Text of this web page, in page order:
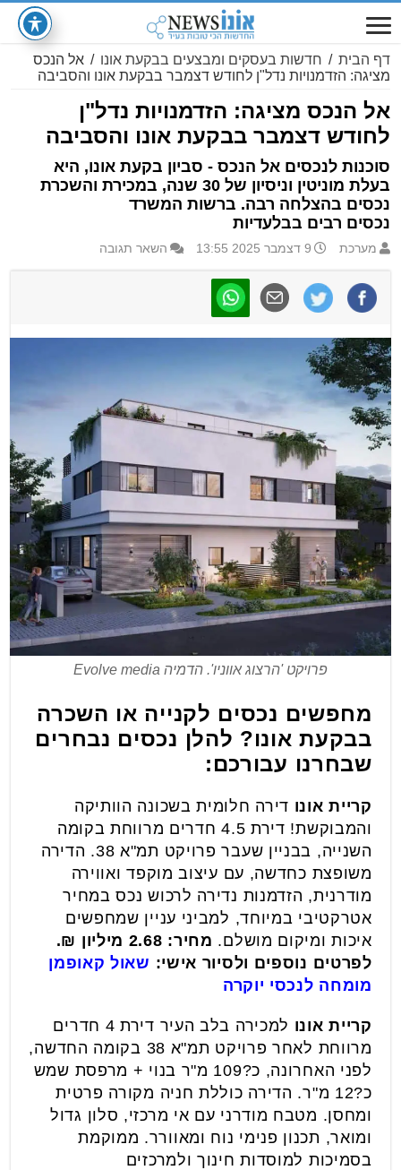
דף הבית / חדשות בעסקים ומבצעים בבקעת אונו / אל הנכס
מציגה: הזדמנויות נדל"ן לחודש דצמבר בבקעת אונו והסביבה
אל הנכס מציגה: הזדמנויות נדל"ן
לחודש דצמבר בבקעת אונו והסביבה
סוכנות לנכסים אל הנכס - סביון בקעת אונו, היא
בעלת מוניטין וניסיון של 30 שנה, במכירת והשכרת
נכסים בהצלחה רבה. ברשות המשרד
נכסים רבים בבלעדיות
מערכת 9 דצמבר 2025 13:55 השאר תגובה
פרויקט 'הרצוג אווניו'. הדמיה Evolve media
מחפשים נכסים לקנייה או השכרה
בבקעת אונו? להלן נכסים נבחרים
שבחרנו עבורכם:
קריית אונו דירה חלומית בשכונה הוותיקה
והמבוקשת! דירת 4.5 חדרים מרווחת בקומה
השנייה, בבניין שעבר פרויקט תמ"א 38. הדירה
משופצת כחדשה, עם עיצוב מוקפד ואווירה
מודרנית, הזדמנות נדירה לרכוש נכס במחיר
אטרקטיבי במיוחד, למביני עניין שמחפשים
איכות ומיקום מושלם.
מחיר: 2.68 מיליון ₪.
לפרטים נוספים ולסיור אישי: שאול קאופמן
מומחה לנכסי יוקרה
קריית אונו
למכירה בלב העיר דירת 4 חדרים
מרווחת לאחר פרויקט תמ"א 38 בקומה החדשה,
לפני האחרונה, כ?109 מ"ר בנוי + מרפסת שמש
כ?12 מ"ר. הדירה כוללת חניה מקורה פרטית
ומחסן. מטבח מודרני עם אי מרכזי, סלון גדול
ומואר, תכנון פנימי נוח ומאוורר. ממוקמת
בסמיכות למוסדות חינוך ולמרכזים